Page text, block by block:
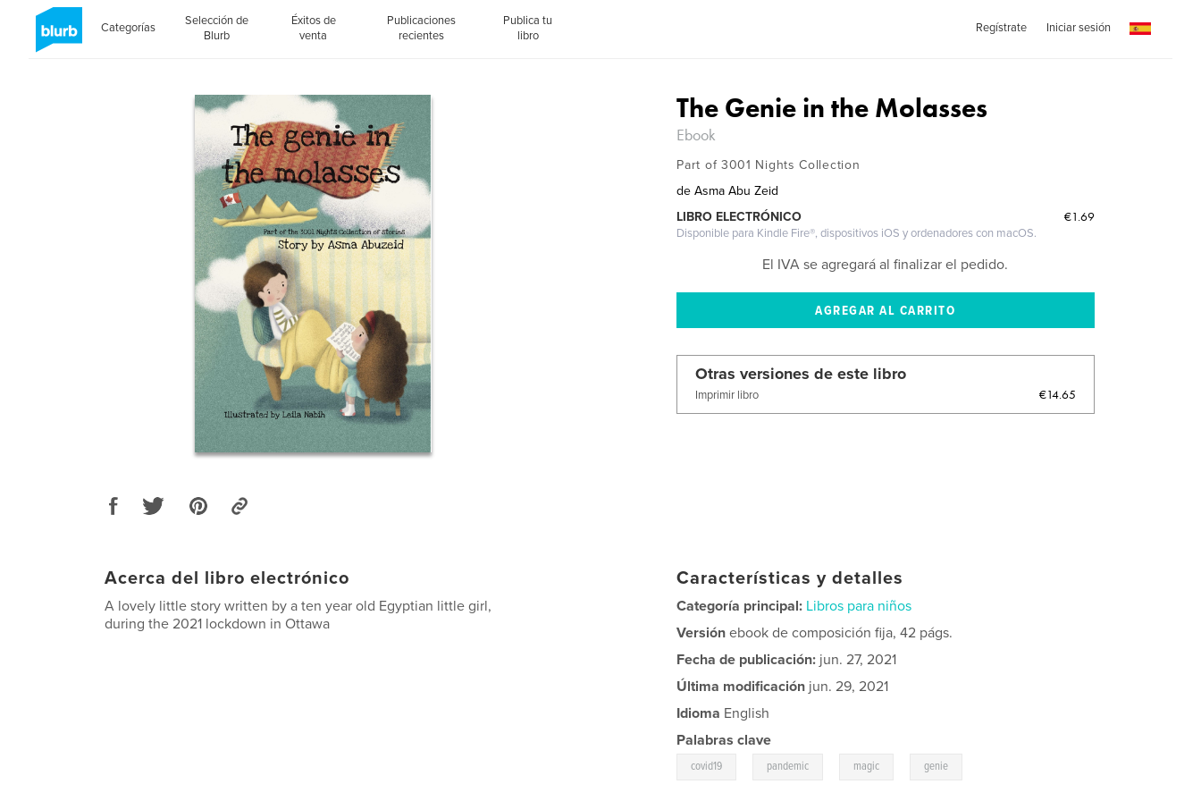
Categorías
Selección de
Blurb
Éxitos de
venta
Publicaciones
recientes
Publica tu
libro
Regístrate Iniciar sesión
The Genie in the Molasses
Ebook
Part of 3001 Nights Collection
de Asma Abu Zeid
€1.69
LIBRO ELECTRÓNICO
Disponible para Kindle Fire®, dispositivos iOS y ordenadores con macOS.
El IVA se agregará al finalizar el pedido.
Otras versiones de este libro
Imprimir libro €14.65
Acerca del libro electrónico
A lovely little story written by a ten year old Egyptian little girl,
during the 2021 lockdown in Ottawa
Características y detalles
Categoría principal: Libros para niños
Versión ebook de composición fija, 42 págs.
Fecha de publicación: jun. 27, 2021
Última modificación jun. 29, 2021
Idioma English
Palabras clave
covid19 pandemic magic genie